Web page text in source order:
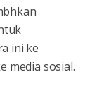
ini ke
media sosial.